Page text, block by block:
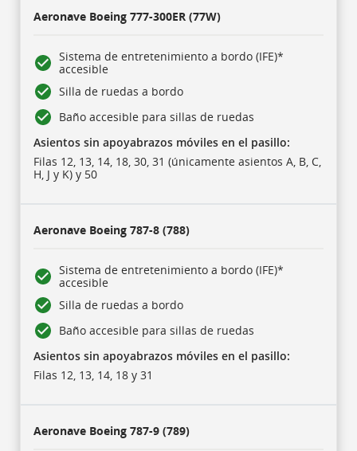
Aeronave Boeing 777-300ER (77W)
Sistema de entretenimiento a bordo (IFE)*
accesible
Silla de ruedas a bordo
Baño accesible para sillas de ruedas
Asientos sin apoyabrazos móviles en el pasillo:
Filas 12, 13, 14, 18, 30, 31 (únicamente asientos A, B, C,
H, J y K) y 50
Aeronave Boeing 787-8 (788)
Sistema de entretenimiento a bordo (IFE)*
accesible
Silla de ruedas a bordo
Baño accesible para sillas de ruedas
Asientos sin apoyabrazos móviles en el pasillo:
Filas 12, 13, 14, 18 y 31
Aeronave Boeing 787-9 (789)